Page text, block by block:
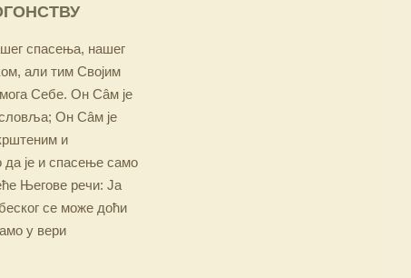
спасења, нашег
али тим Својим
Себе. Он Сâм је
Он Сâм је
и
да је и спасење само
Његове речи: Ја
се може доћи
у вери